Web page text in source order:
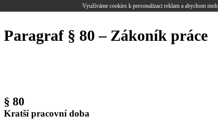
Využíváme cookies k personalizaci reklam a abychom
Paragraf § 80 – Zákoník práce
§ 80
Kratší pracovní doba